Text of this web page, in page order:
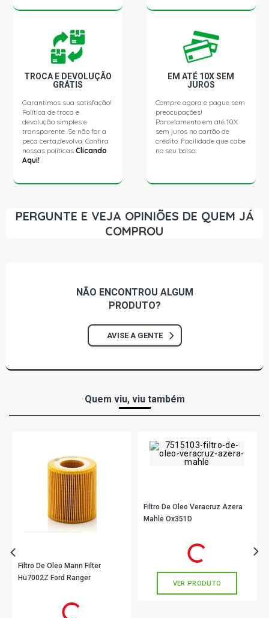
TROCA E DEVOLUÇÃO
GRÁTIS
Garantimos sua satisfação!
Política de troca e
devolução simples e
transparente. Se não for a
peça certa,devolva. Confira
nossas políticasClicando
Aqui!
EM ATÉ 10X SEM
JUROS
Compre agora e pague sem
preocupações!
Parcelamento em até 10X
sem juros no cartão de
crédito. Facilidade que cabe
no seu bolso.
PERGUNTE E VEJA OPINIÕES DE QUEM JÁ
COMPROU
NÃO ENCONTROU ALGUM
PRODUTO?
AVISE A GENTE
Quem viu, viu também
Filtro De Oleo Mann Filter
Hu7002Z Ford Ranger
em até 1x de
Filtro De Oleo Veracruz Azera
Mahle Ox351D
em até 3x de
VER PRODUTO